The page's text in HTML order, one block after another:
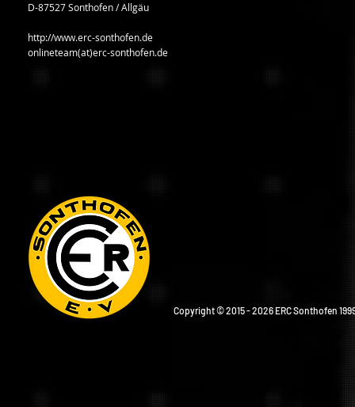
D-87527 Sonthofen / Allgäu
http://www.erc-sonthofen.de
onlineteam(at)erc-sonthofen.de
Copyright © 2015 - 2026 ERC Sonthofen